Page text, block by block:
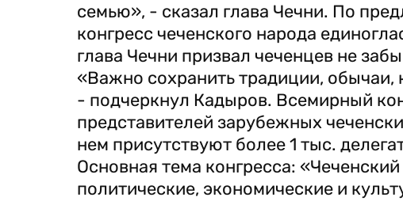
семью», - сказал глава Чечни. По
конгресс чеченского народа
глава Чечни призвал чеченцев не
«Важно сохранить традиции, обычаи,
- подчеркнул Кадыров. Всемирный
представителей зарубежных
нем присутствуют более 1 тыс.
Основная тема конгресса:
политические, экономические и